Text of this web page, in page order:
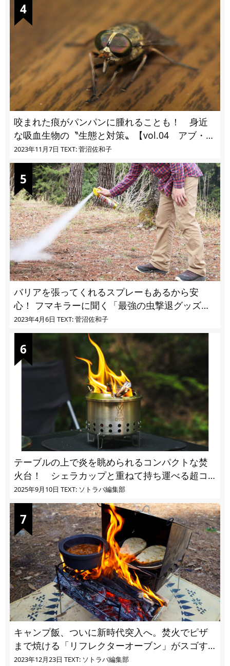
咬まれた痕がパンパンに腫れることも！ 身近
な吸血生物の〝生態と対策〟【vol.04 アブ・ブ
ユ・ヌカカ】
2023年11月7日 TEXT: 菅沼佐和子
バリアを張ってくれるスプレーもあるから安
心！ フマキラーに聞く「最強の虫撃退グッズ
vol.4」【キャンプサイトで使う虫よけ】
2023年4月6日 TEXT: 菅沼佐和子
テーブルの上で炎を眺められるコンパクトな焚
火台！ シェラカップと重ねて持ち運べる超コ
ンパクト収納
2025年9月10日 TEXT: ソトラバ編集部
キャンプ飯、ついに新時代突入へ。焚火でピザ
まで焼ける「リフレクターオーブン」がスゴす
ぎる
2023年12月23日 TEXT: ソトラバ編集部